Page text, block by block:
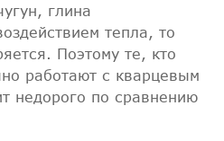
глина
тепла, то
Поэтому те, кто
работают с кварцевым
недорого по сравнению